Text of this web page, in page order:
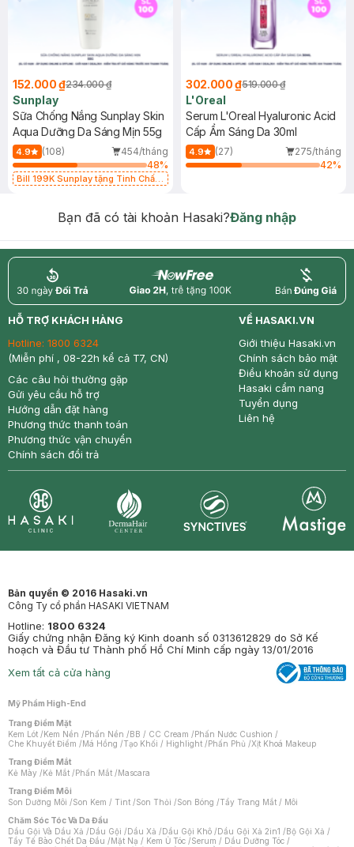
152.000 ₫234.000 ₫
Sunplay
Sữa Chống Nắng Sunplay Skin
Aqua Dưỡng Da Sáng Mịn 55g
4.9 (108)
454/tháng
48%
Bill 199K Sunplay tặng Tinh Chất
302.000 ₫519.000 ₫
L'Oreal
Serum L'Oreal Hyaluronic Acid
Cấp Ẩm Sáng Da 30ml
4.9 (27)
275/tháng
42%
Bạn đã có tài khoản Hasaki?Đăng nhập
return nowfree price
HỖ TRỢ KHÁCH HÀNG
Hotline: 1800 6324
(Miễn phí , 08-22h kể cả T7, CN)
Các câu hỏi thường gặp
Gửi yêu cầu hỗ trợ
Hướng dẫn đặt hàng
Phương thức thanh toán
Phương thức vận chuyển
Chính sách đổi trả
VỀ HASAKI.VN
Giới thiệu Hasaki.vn
Chính sách bảo mật
Điều khoản sử dụng
Hasaki cẩm nang
Tuyển dụng
Liên hệ
Bản quyền © 2016 Hasaki.vn
Công Ty cổ phần HASAKI VIETNAM
Hotline: 1800 6324
Giấy chứng nhận Đăng ký Kinh doanh số 0313612829 do Sở Kế
hoạch và Đầu tư Thành phố Hồ Chí Minh cấp ngày 13/01/2016
Xem tất cả cửa hàng
Mỹ Phẩm High-End
Trang Điểm Mặt
Kem Lót /Kem Nền /Phấn Nền /BB / CC Cream /Phấn Nước Cushion /
Che Khuyết Điểm /Má Hồng /Tạo Khối / Highlight /Phấn Phủ /Xịt Khoá Makeup
Trang Điểm Mắt
Kẻ Mày /Kẻ Mắt /Phấn Mắt /Mascara
Trang Điểm Môi
Son Dưỡng Môi /Son Kem / Tint /Son Thỏi /Son Bóng /Tẩy Trang Mắt / Môi
Chăm Sóc Tóc Và Da Đầu
Dầu Gội Và Dầu Xả /Dầu Gội /Dầu Xả /Dầu Gội Khô /Dầu Gội Xả 2in1 /Bộ Gội Xả /
Tẩy Tế Bào Chết Da Đầu /Mặt Nạ / Kem Ủ Tóc /Serum / Dầu Dưỡng Tóc /